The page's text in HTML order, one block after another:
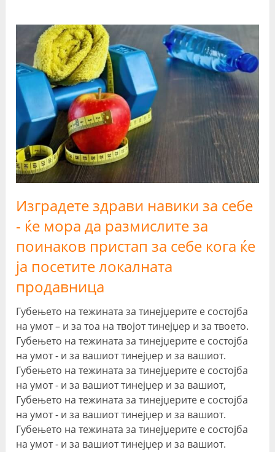
Изградете здрави навики за себе
- ќе мора да размислите за
поинаков пристап за себе кога ќе
ја посетите локалната
продавница
Губењето на тежината за тинејџерите е состојба
на умот – и за тоа на твојот тинејџер и за твоето.
Губењето на тежината за тинејџерите е состојба
на умот - и за вашиот тинејџер и за вашиот.
Губењето на тежината за тинејџерите е состојба
на умот - и за вашиот тинејџер и за вашиот,
Губењето на тежината за тинејџерите е состојба
на умот - и за вашиот тинејџер и за вашиот.
Губењето на тежината за тинејџерите е состојба
на умот - и за вашиот тинејџер и за вашиот.